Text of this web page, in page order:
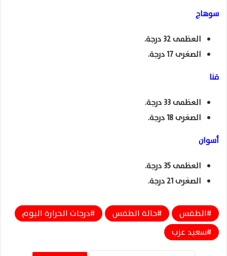
سوهاج
العظمى 32 درجة.
الصغرى 17 درجة.
قنا
العظمى 33 درجة.
الصغرى 18 درجة.
أسوان
العظمى 35 درجة.
الصغرى 21 درجة.
الطقس حالة الطقس
درجات الحرارة اليوم
سعيد عزب